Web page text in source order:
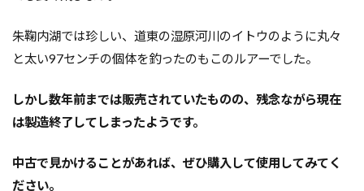
朱鞠内湖では珍しい、 道東の湿原河川のイトウのように丸々
と太い97センチの個体を釣ったのもこのルアーでした。
しかし数年前までは販売されていたものの、残念ながら現在
は製造終了してしまったようです。
中古で見かけることがあれば、ぜひ購入して使用してみてく
ださい。